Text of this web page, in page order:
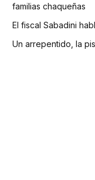
familias chaqueñas
El fiscal Sabadini
Un arrepentido, la